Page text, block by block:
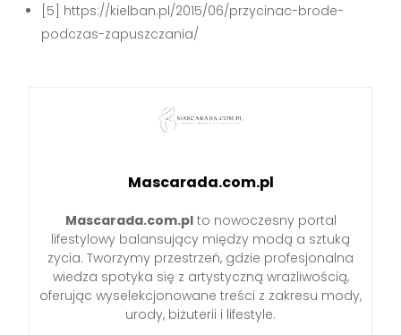
[5] https://kielban.pl/2015/06/przycinac-brode-
podczas-zapuszczania/
Mascarada.com.pl
Mascarada.com.plto nowoczesny portal
lifestylowy balansujący między modą a sztuką
życia. Tworzymy przestrzeń, gdzie profesjonalna
wiedza spotyka się z artystyczną wrażliwością,
oferując wyselekcjonowane treści z zakresu mody,
urody, biżuterii i lifestyle.